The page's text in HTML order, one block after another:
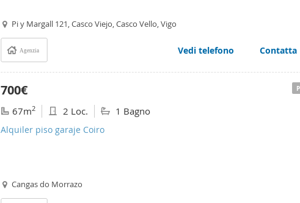
Pi y Margall 121, Casco Viejo, Casco Vello, Vigo
Agenzia Vedi telefono Contatta
700€
67m2 2 Loc. 1 Bagno
Alquiler piso garaje Coiro
Cangas do Morrazo